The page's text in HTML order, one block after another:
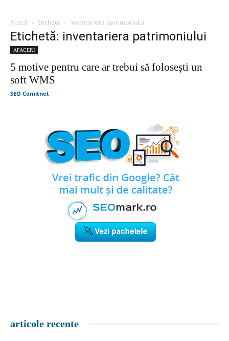
Acasă Etichete Inventariera patrimoniului
Etichetă: inventariera patrimoniului
AFACERI
5 motive pentru care ar trebui să folosești un
soft WMS
SEO Comitnet
articole recente